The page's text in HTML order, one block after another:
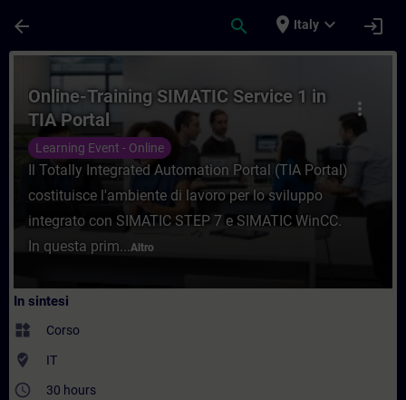
arrow_back search place Italy expand_more login
Corso - Online-Training SIMATIC
more_vert
Online-Training SIMATIC Service 1 in
TIA Portal
Learning Event - Online
Il Totally Integrated Automation Portal (TIA Portal)
costituisce l'ambiente di lavoro per lo sviluppo
integrato con SIMATIC STEP 7 e SIMATIC WinCC.
In questa prim...Altro
In sintesi
widgets Corso
where_to_vote IT
access_time 30 hours